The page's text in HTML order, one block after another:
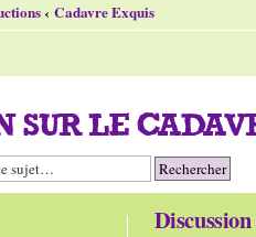
‹ Cadavre Exquis
SUR LE